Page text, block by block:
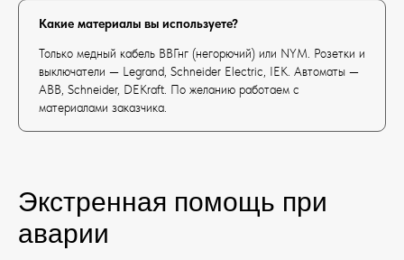
Какие материалы вы используете?
Только медный кабель ВВГнг (негорючий) или NYM. Розетки и
выключатели — Legrand, Schneider Electric, IEK. Автоматы —
ABB, Schneider, DEKraft. По желанию работаем с
материалами заказчика.
Экстренная помощь при
аварии